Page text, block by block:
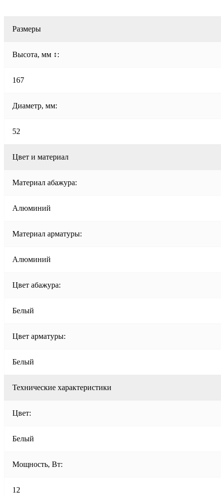
Размеры
Высота, мм ↕:
167
Диаметр, мм:
52
Цвет и материал
Материал абажура:
Алюминий
Материал арматуры:
Алюминий
Цвет абажура:
Белый
Цвет арматуры:
Белый
Технические характеристики
Цвет:
Белый
Мощность, Вт:
12